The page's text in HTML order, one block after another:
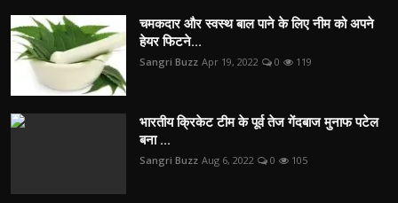
चमकदार और स्वस्थ बाल पाने के लिए नीम को अपने
हेयर फिटने...
Sangri Buzz Apr 19, 2022 0 119
भारतीय क्रिकेट टीम के पूर्व तेज गेंदबाज मुनाफ पटेल
बना ...
Sangri Buzz Aug 6, 2022 0 105